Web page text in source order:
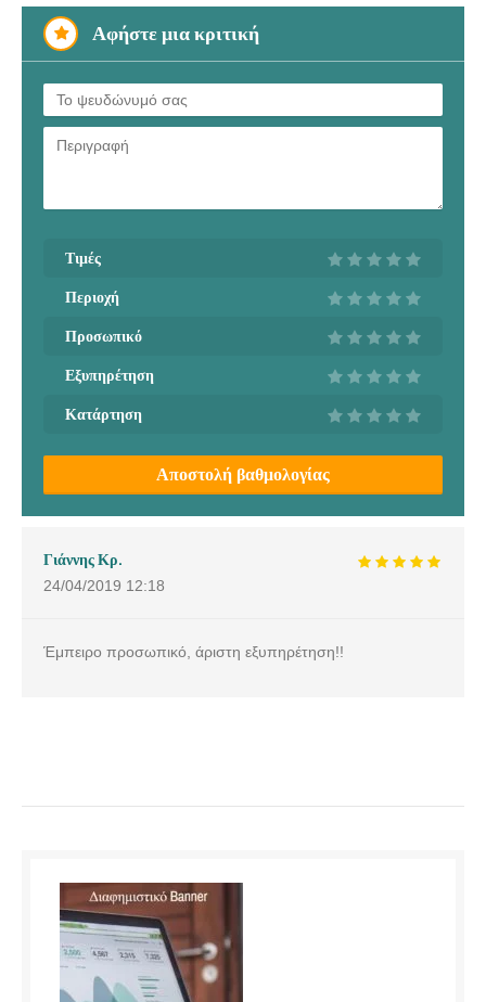
Αφήστε μια κριτική
Τιμές
Περιοχή
Προσωπικό
Εξυπηρέτηση
Κατάρτηση
Αποστολή βαθμολογίας
Γιάννης Κρ.
24/04/2019 12:18
Έμπειρο προσωπικό, άριστη εξυπηρέτηση!!